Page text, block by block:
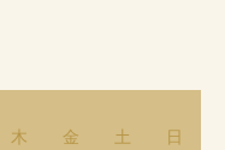
木 金 土 日